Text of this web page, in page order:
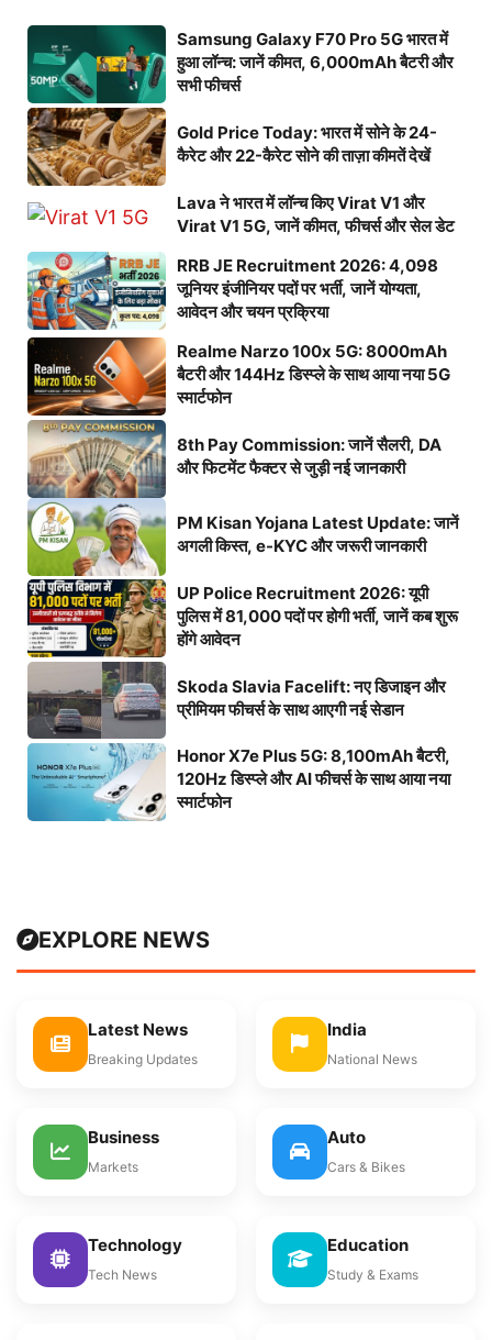
Samsung Galaxy F70 Pro 5G भारत में
हुआ लॉन्च: जानें कीमत, 6,000mAh बैटरी और
सभी फीचर्स
Gold Price Today: भारत में सोने के 24-
कैरेट और 22-कैरेट सोने की ताज़ा कीमतें देखें
Lava ने भारत में लॉन्च किए Virat V1 और
Virat V1 5G, जानें कीमत, फीचर्स और सेल डेट
RRB JE Recruitment 2026: 4,098
जूनियर इंजीनियर पदों पर भर्ती, जानें योग्यता,
आवेदन और चयन प्रक्रिया
Realme Narzo 100x 5G: 8000mAh
बैटरी और 144Hz डिस्प्ले के साथ आया नया 5G
स्मार्टफोन
8th Pay Commission: जानें सैलरी, DA
और फिटमेंट फैक्टर से जुड़ी नई जानकारी
PM Kisan Yojana Latest Update: जानें
अगली किस्त, e-KYC और जरूरी जानकारी
UP Police Recruitment 2026: यूपी
पुलिस में 81,000 पदों पर होगी भर्ती, जानें कब शुरू
होंगे आवेदन
Skoda Slavia Facelift: नए डिजाइन और
प्रीमियम फीचर्स के साथ आएगी नई सेडान
Honor X7e Plus 5G: 8,100mAh बैटरी,
120Hz डिस्प्ले और AI फीचर्स के साथ आया नया
स्मार्टफोन
EXPLORE NEWS
Latest News
Breaking Updates
India
National News
Business
Markets
Auto
Cars & Bikes
Technology
Tech News
Education
Study & Exams